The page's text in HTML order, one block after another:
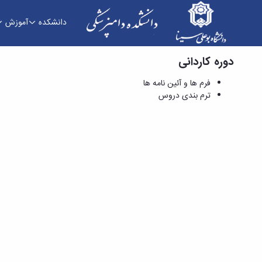
دانشکده آموزش
فرم ها و آئین نامه ها - دانشکده دامپزشکی
دوره کاردانی
فرم ها و آئین نامه ها
ترم بندی دروس